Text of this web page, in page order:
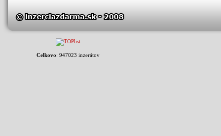
Celkovo: 947023 inzerátov